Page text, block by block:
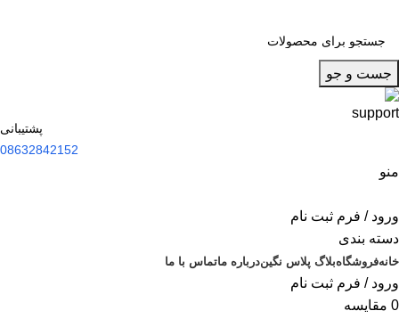
جست و جو
پشتیبانی
08632842152
منو
ورود / فرم ثبت نام
دسته بندی
خانهفروشگاهبلاگ پلاس نگیندرباره ماتماس با ما
ورود / فرم ثبت نام
0 مقایسه